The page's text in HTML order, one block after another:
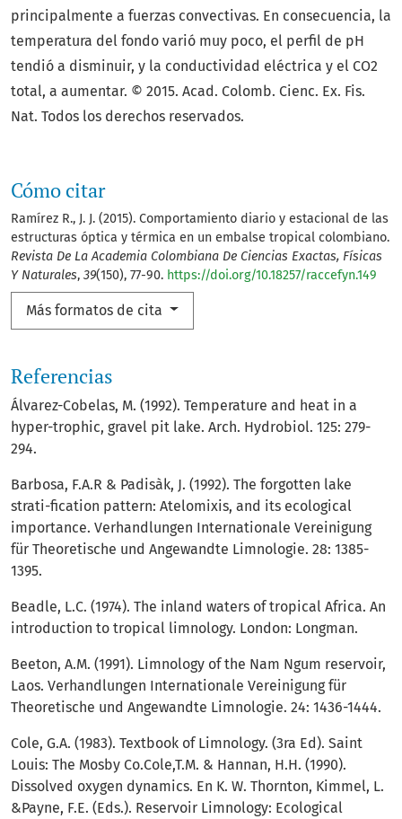
Cómo citar
Ramírez R., J. J. (2015). Comportamiento diario y estacional de las
estructuras óptica y térmica en un embalse tropical colombiano.
Revista De La Academia Colombiana De Ciencias Exactas, Físicas
Y Naturales, 39(150), 77-90. https://doi.org/10.18257/raccefyn.149
Más formatos de cita
principalmente a fuerzas convectivas. En consecuencia, la
temperatura del fondo varió muy poco, el perfil de pH
tendió a disminuir, y la conductividad eléctrica y el CO2
total, a aumentar. © 2015. Acad. Colomb. Cienc. Ex. Fis.
Nat. Todos los derechos reservados.
Referencias
Álvarez-Cobelas, M. (1992). Temperature and heat in a
hyper-trophic, gravel pit lake. Arch. Hydrobiol. 125: 279-
294.
Barbosa, F.A.R & Padisàk, J. (1992). The forgotten lake
strati-fication pattern: Atelomixis, and its ecological
importance. Verhandlungen Internationale Vereinigung
für Theoretische und Angewandte Limnologie. 28: 1385-
1395.
Beadle, L.C. (1974). The inland waters of tropical Africa. An
introduction to tropical limnology. London: Longman.
Beeton, A.M. (1991). Limnology of the Nam Ngum reservoir,
Laos. Verhandlungen Internationale Vereinigung für
Theoretische und Angewandte Limnologie. 24: 1436-1444.
Cole, G.A. (1983). Textbook of Limnology. (3ra Ed). Saint
Louis: The Mosby Co.Cole,T.M. & Hannan, H.H. (1990).
Dissolved oxygen dynamics. En K. W. Thornton, Kimmel, L.
&Payne, F.E. (Eds.). Reservoir Limnology: Ecological